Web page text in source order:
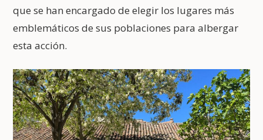
que se han encargado de elegir los lugares más
emblemáticos de sus poblaciones para albergar
esta acción.